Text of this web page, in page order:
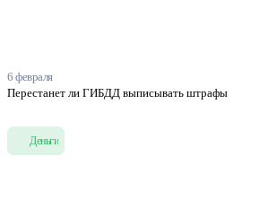
6 февраля
Перестанет ли ГИБДД выписывать штрафы
Деньги